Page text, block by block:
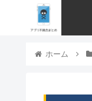
ホーム